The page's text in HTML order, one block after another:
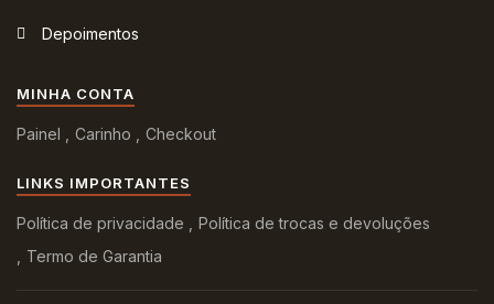
Depoimentos
MINHA CONTA
Painel Carinho Checkout
LINKS IMPORTANTES
Política de privacidade
Política de trocas e devoluções
Termo de Garantia